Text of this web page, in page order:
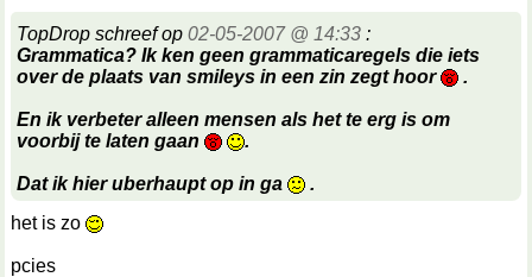
TopDrop schreef op 02-05-2007 @ 14:33 :
Grammatica? Ik ken geen grammaticaregels die iets
over de plaats van smileys in een zin zegt hoor
.
En ik verbeter alleen mensen als het te erg is om
voorbij te laten gaan
.
Dat ik hier uberhaupt op in ga
.
het is zo
pcies